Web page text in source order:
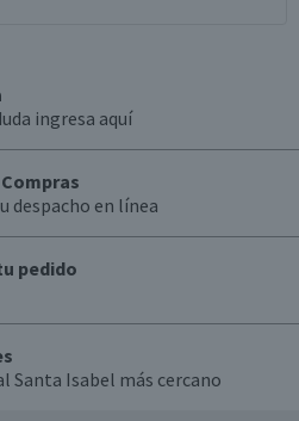
ingresa aquí
despacho en línea
pedido
Santa Isabel más cercano